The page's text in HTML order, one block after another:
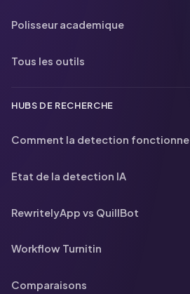
Polisseur academique
Tous les outils
HUBS DE RECHERCHE
Comment la detection fonctionne
Etat de la detection IA
RewritelyApp vs QuillBot
Workflow Turnitin
Comparaisons